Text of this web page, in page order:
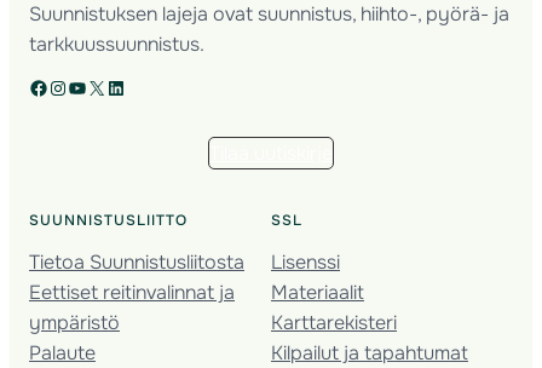
Suunnistuksen lajeja ovat suunnistus, hiihto-, pyörä- ja
tarkkuussuunnistus.
Facebook Instagram YouTube X LinkedIn
SUUNNISTUSLIITTO
Tietoa Suunnistusliitosta
Eettiset reitinvalinnat ja
ympäristö
Palaute
SSL
Lisenssi
Materiaalit
Karttarekisteri
Kilpailut ja tapahtumat